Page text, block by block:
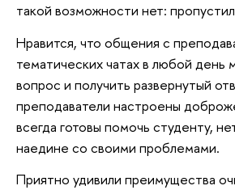
такой возможности нет:
Нравится, что общения с
тематических чатах в любой день
вопрос и получить развернутый
преподаватели настроены
всегда готовы помочь студенту,
наедине со своими проблемами.
Приятно удивили преимущества